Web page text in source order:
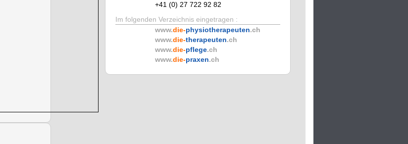
+41 (0) 27 722 92 82
Im folgenden Verzeichnis eingetragen :
www.die-physiotherapeuten.ch
www.die-therapeuten.ch
www.die-pflege.ch
www.die-praxen.ch